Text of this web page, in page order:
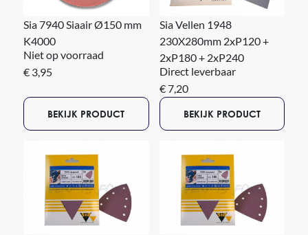
Sia 7940 Siaair Ø150 mm
K4000
Niet op voorraad
€ 3,95
BEKIJK PRODUCT
Sia Vellen 1948
230X280mm 2xP120 +
2xP180 + 2xP240
Direct leverbaar
€ 7,20
BEKIJK PRODUCT